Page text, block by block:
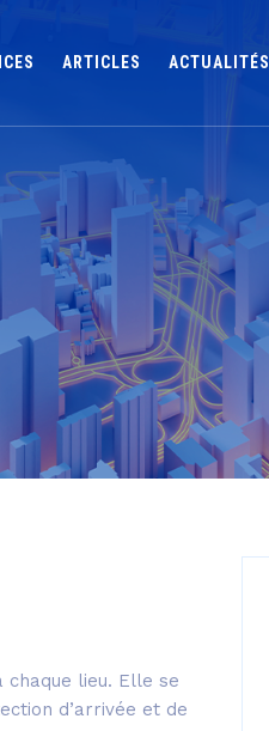
ARTICLES ACTUALITÉS
chaque lieu. Elle se
d’arrivée et de